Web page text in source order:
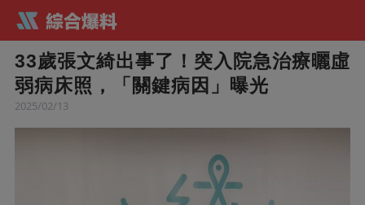
33歲張文綺出事了！突入院急治療曬虛
弱病床照，「關鍵病因」曝光
2025/02/13